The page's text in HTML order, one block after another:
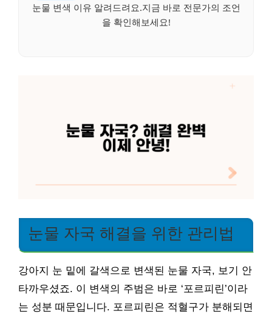
눈물 변색 이유 알려드려요.지금 바로 전문가의 조언
을 확인해보세요!
눈물 자국 해결을 위한 관리법
강아지 눈 밑에 갈색으로 변색된 눈물 자국, 보기 안
타까우셨죠. 이 변색의 주범은 바로 ‘포르피린’이라
는 성분 때문입니다. 포르피린은 적혈구가 분해되면